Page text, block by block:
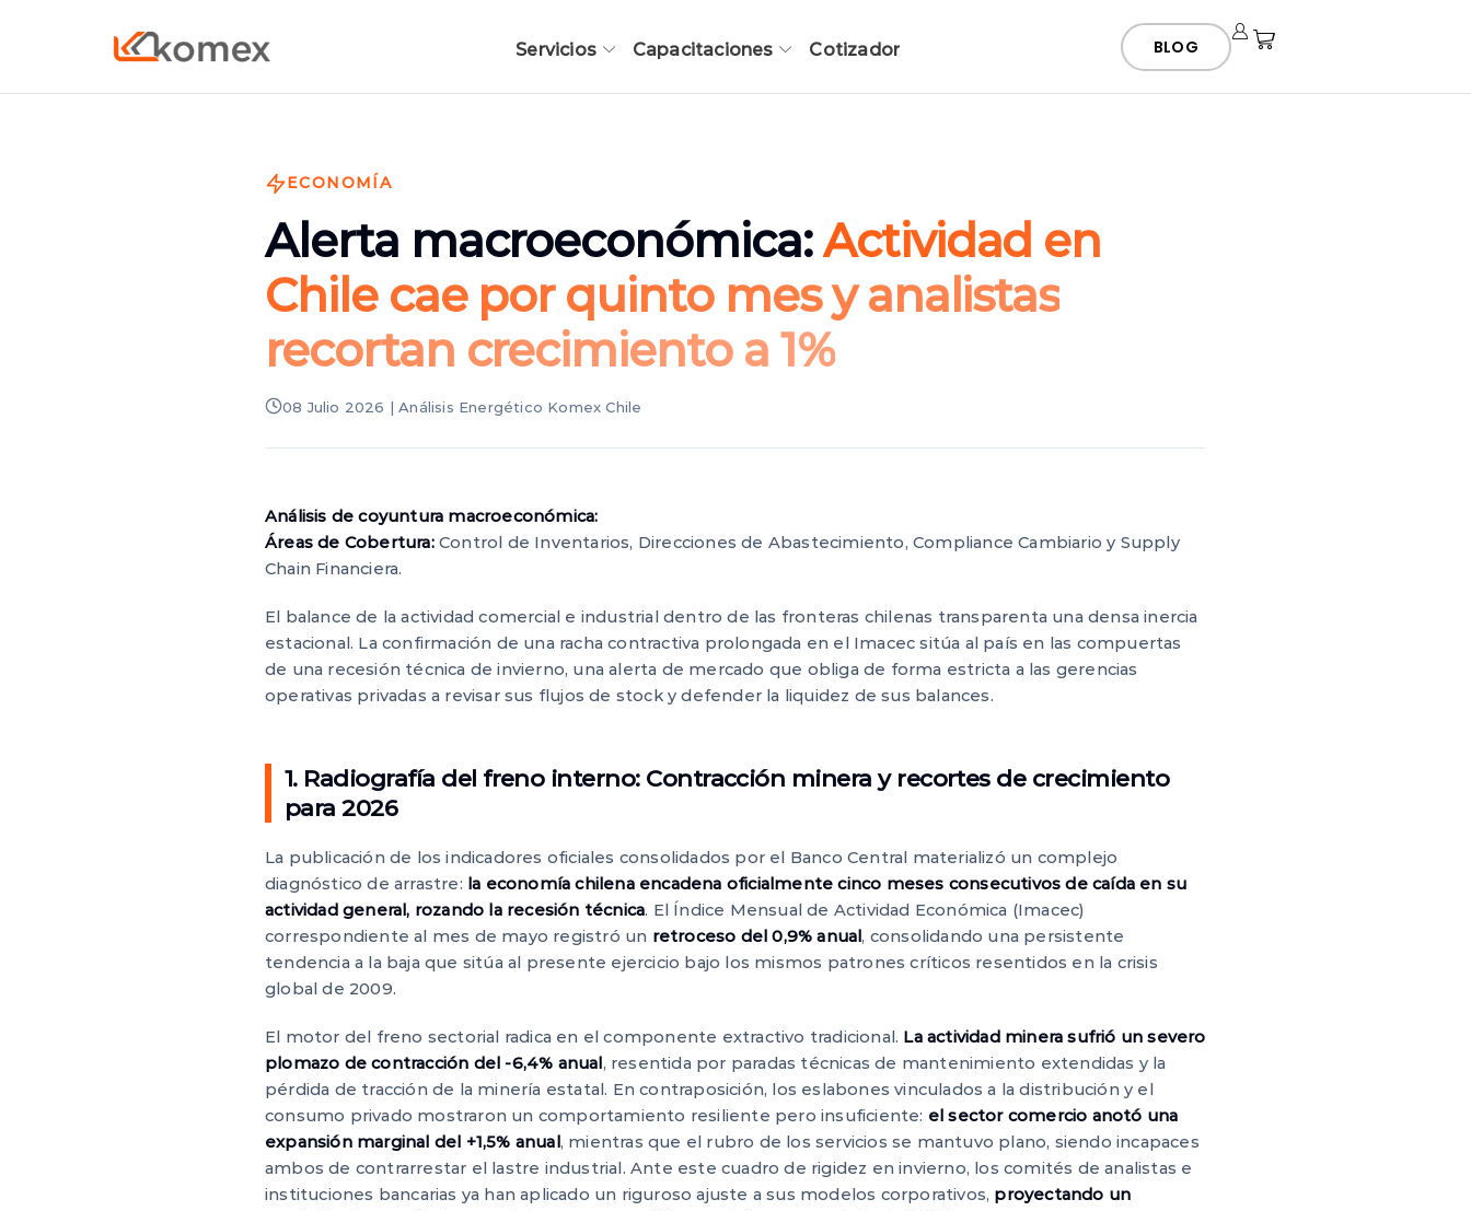
Servicios Capacitaciones Cotizador BLOG
ECONOMÍA
Alerta macroeconómica:Actividad en
Chile cae por quinto mes y analistas
recortan crecimiento a 1%
08 Julio 2026 | Análisis Energético Komex Chile
Análisis de coyuntura macroeconómica:
Áreas de Cobertura:Control de Inventarios, Direcciones de Abastecimiento, Compliance Cambiario y Supply
Chain Financiera.
El balance de la actividad comercial e industrial dentro de las fronteras chilenas transparenta una densa inercia
estacional. La confirmación de una racha contractiva prolongada en el Imacec sitúa al país en las compuertas
de una recesión técnica de invierno, una alerta de mercado que obliga de forma estricta a las gerencias
operativas privadas a revisar sus flujos de stock y defender la liquidez de sus balances.
1. Radiografía del freno interno: Contracción minera y recortes de crecimiento
para 2026
La publicación de los indicadores oficiales consolidados por el Banco Central materializó un complejo
diagnóstico de arrastre: la economía chilena encadena oficialmente cinco meses consecutivos de caída en su
actividad general, rozando la recesión técnica. El Índice Mensual de Actividad Económica (Imacec)
correspondiente al mes de mayo registró un retroceso del 0,9% anual, consolidando una persistente
tendencia a la baja que sitúa al presente ejercicio bajo los mismos patrones críticos resentidos en la crisis
global de 2009.
El motor del freno sectorial radica en el componente extractivo tradicional. La actividad minera sufrió un severo
plomazo de contracción del -6,4% anual, resentida por paradas técnicas de mantenimiento extendidas y la
pérdida de tracción de la minería estatal. En contraposición, los eslabones vinculados a la distribución y el
consumo privado mostraron un comportamiento resiliente pero insuficiente: el sector comercio anotó una
expansión marginal del +1,5% anual, mientras que el rubro de los servicios se mantuvo plano, siendo incapaces
ambos de contrarrestar el lastre industrial. Ante este cuadro de rigidez en invierno, los comités de analistas e
instituciones bancarias ya han aplicado un riguroso ajuste a sus modelos corporativos, proyectando un